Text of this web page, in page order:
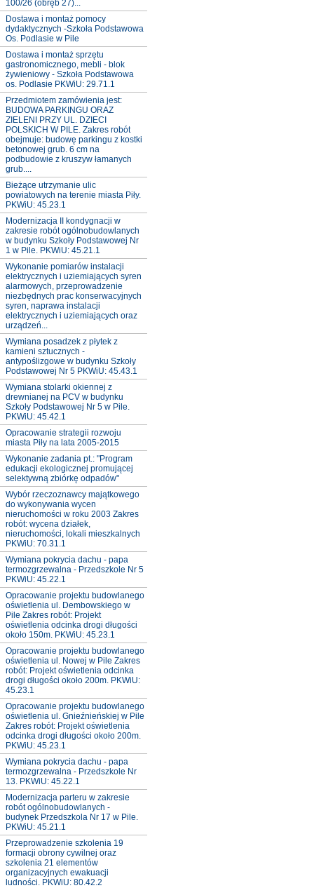
100/26 (obręb 27)...
Dostawa i montaż pomocy
dydaktycznych -Szkoła Podstawowa
Os. Podlasie w Pile
Dostawa i montaż sprzętu
gastronomicznego, mebli - blok
żywieniowy - Szkoła Podstawowa
os. Podlasie PKWiU: 29.71.1
Przedmiotem zamówienia jest:
BUDOWA PARKINGU ORAZ
ZIELENI PRZY UL. DZIECI
POLSKICH W PILE. Zakres robót
obejmuje: budowę parkingu z kostki
betonowej grub. 6 cm na
podbudowie z kruszyw łamanych
grub....
Bieżące utrzymanie ulic
powiatowych na terenie miasta Piły.
PKWiU: 45.23.1
Modernizacja II kondygnacji w
zakresie robót ogólnobudowlanych
w budynku Szkoły Podstawowej Nr
1 w Pile. PKWiU: 45.21.1
Wykonanie pomiarów instalacji
elektrycznych i uziemiających syren
alarmowych, przeprowadzenie
niezbędnych prac konserwacyjnych
syren, naprawa instalacji
elektrycznych i uziemiających oraz
urządzeń...
Wymiana posadzek z płytek z
kamieni sztucznych -
antypoślizgowe w budynku Szkoły
Podstawowej Nr 5 PKWiU: 45.43.1
Wymiana stolarki okiennej z
drewnianej na PCV w budynku
Szkoły Podstawowej Nr 5 w Pile.
PKWiU: 45.42.1
Opracowanie strategii rozwoju
miasta Piły na lata 2005-2015
Wykonanie zadania pt.: "Program
edukacji ekologicznej promującej
selektywną zbiórkę odpadów"
Wybór rzeczoznawcy majątkowego
do wykonywania wycen
nieruchomości w roku 2003 Zakres
robót: wycena działek,
nieruchomości, lokali mieszkalnych
PKWiU: 70.31.1
Wymiana pokrycia dachu - papa
termozgrzewalna - Przedszkole Nr 5
PKWiU: 45.22.1
Opracowanie projektu budowlanego
oświetlenia ul. Dembowskiego w
Pile Zakres robót: Projekt
oświetlenia odcinka drogi długości
około 150m. PKWiU: 45.23.1
Opracowanie projektu budowlanego
oświetlenia ul. Nowej w Pile Zakres
robót: Projekt oświetlenia odcinka
drogi długości około 200m. PKWiU:
45.23.1
Opracowanie projektu budowlanego
oświetlenia ul. Gnieźnieńskiej w Pile
Zakres robót: Projekt oświetlenia
odcinka drogi długości około 200m.
PKWiU: 45.23.1
Wymiana pokrycia dachu - papa
termozgrzewalna - Przedszkole Nr
13. PKWiU: 45.22.1
Modernizacja parteru w zakresie
robót ogólnobudowlanych -
budynek Przedszkola Nr 17 w Pile.
PKWiU: 45.21.1
Przeprowadzenie szkolenia 19
formacji obrony cywilnej oraz
szkolenia 21 elementów
organizacyjnych ewakuacji
ludności. PKWiU: 80.42.2